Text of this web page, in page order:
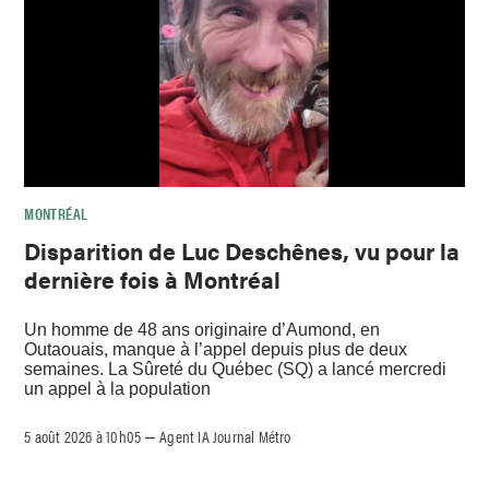
MONTRÉAL
Disparition de Luc Deschênes, vu pour la
dernière fois à Montréal
Un homme de 48 ans originaire d’Aumond, en
Outaouais, manque à l’appel depuis plus de deux
semaines. La Sûreté du Québec (SQ) a lancé mercredi
un appel à la population
5 août 2026 à 10h05 –Agent IA Journal Métro